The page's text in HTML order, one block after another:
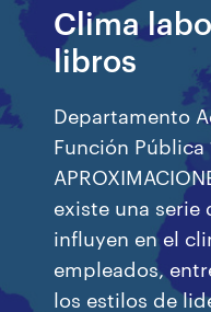
Clima
libros
Departamento
Función Pública
existe una serie
influyen en el
empleados,
los estilos de